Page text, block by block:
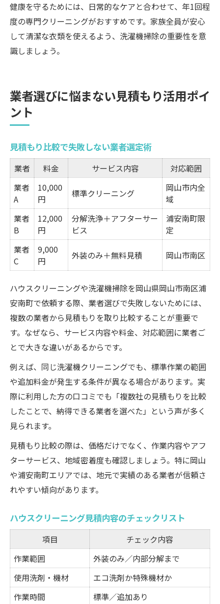
健康を守るためには、日常的なケアと合わせて、年1回程
度の専門クリーニングがおすすめです。家族全員が安心
して清潔な衣類を使えるよう、洗濯機掃除の重要性を意
識しましょう。
業者選びに悩まない見積もり活用ポイ
ント
見積もり比較で失敗しない業者選定術
業者 料金 サービス内容
対応範囲
業者
A
10,000
円
標準クリーニング
岡山市内全
域
業者
B
12,000
円
分解洗浄＋アフターサー
ビス
浦安南町限
定
業者
C
9,000
円
外装のみ＋無料見積 岡山市南区
ハウスクリーニングや洗濯機掃除を岡山県岡山市南区浦
安南町で依頼する際、業者選びで失敗しないためには、
複数の業者から見積もりを取り比較することが重要で
す。なぜなら、サービス内容や料金、対応範囲に業者ご
とで大きな違いがあるからです。
例えば、同じ洗濯機クリーニングでも、標準作業の範囲
や追加料金が発生する条件が異なる場合があります。実
際に利用した方の口コミでも「複数社の見積もりを比較
したことで、納得できる業者を選べた」という声が多く
見られます。
見積もり比較の際は、価格だけでなく、作業内容やアフ
ターサービス、地域密着度も確認しましょう。特に岡山
や浦安南町エリアでは、地元で実績のある業者が信頼さ
れやすい傾向があります。
ハウスクリーニング見積内容のチェックリスト
項目
チェック内容
作業範囲
外装のみ／内部分解まで
使用洗剤・機材
エコ洗剤か特殊機材か
作業時間
標準／追加あり